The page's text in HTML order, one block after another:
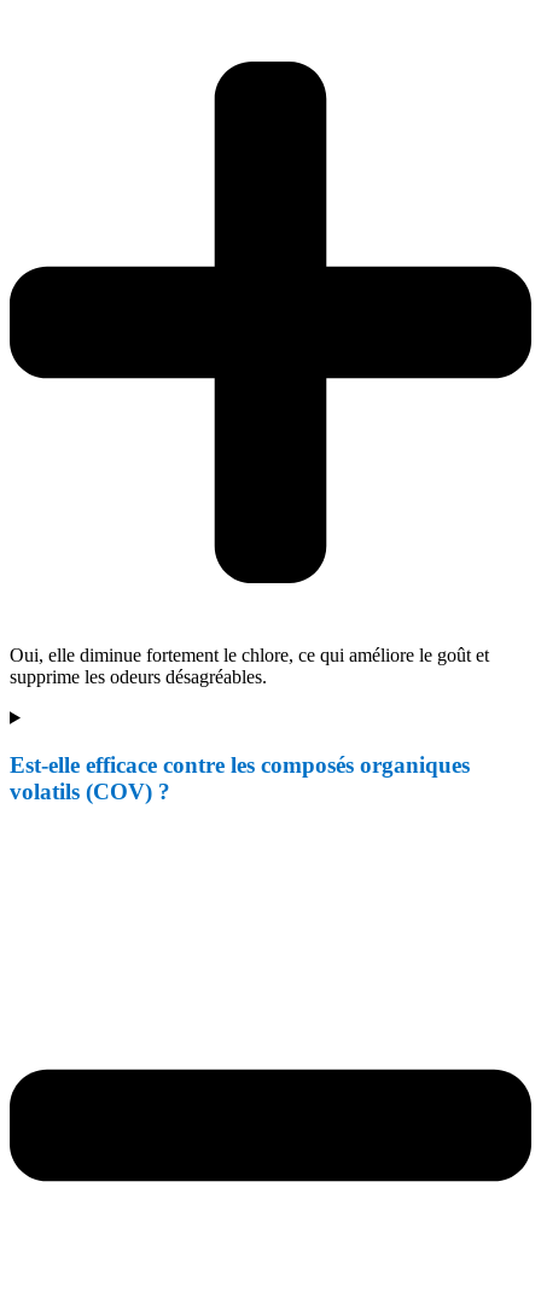
Oui, elle diminue fortement le chlore, ce qui améliore le goût et
supprime les odeurs désagréables.
Est-elle efficace contre les composés organiques
volatils (COV) ?